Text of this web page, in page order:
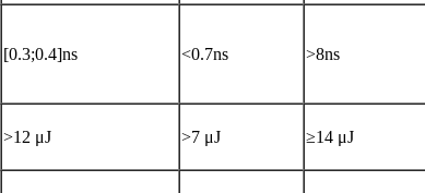
[0.3;0.4]ns <0.7ns >8ns
>12 μJ >7 μJ ≥14 μJ